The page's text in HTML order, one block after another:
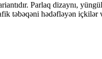
Parlaq dizaynı,
təbəqəni hədəfləyən içkilər